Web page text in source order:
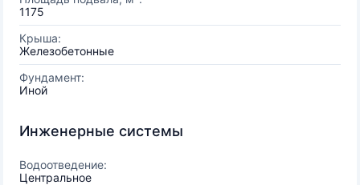
1175
Крыша:
Железобетонные
Фундамент:
Иной
Инженерные системы
Водоотведение:
Центральное